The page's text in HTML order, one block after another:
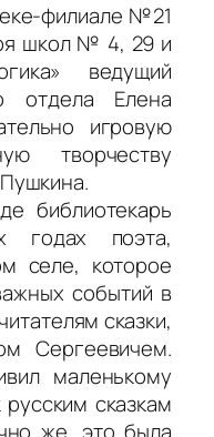
филиале №21
школ № 4, 29 и
ведущий
отдела Елена
игровую
творчеству
библиотекарь
годах поэта,
селе, которое
событий в
сказки,
Сергеевичем.
маленькому
сказкам